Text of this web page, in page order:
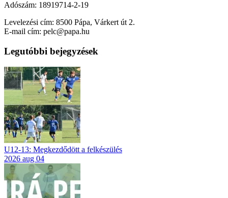
Adószám: 18919714-2-19
Levelezési cím: 8500 Pápa, Várkert út 2.
E-mail cím: pelc@papa.hu
Legutóbbi bejegyzések
U12-13: Megkezdődött a felkészülés
2026 aug 04